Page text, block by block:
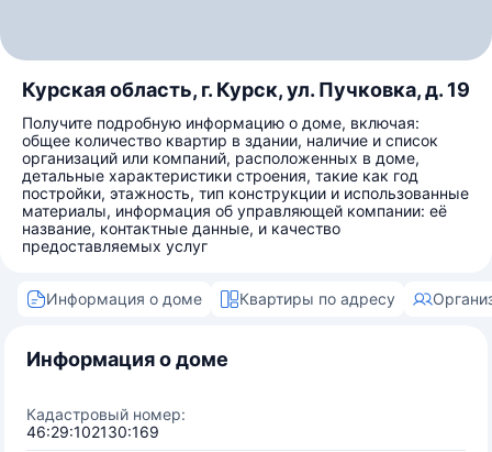
Курская область, г. Курск, ул. Пучковка, д. 19
Получите подробную информацию о доме, включая:
общее количество квартир в здании, наличие и список
организаций или компаний, расположенных в доме,
детальные характеристики строения, такие как год
постройки, этажность, тип конструкции и использованные
материалы, информация об управляющей компании: её
название, контактные данные, и качество
предоставляемых услуг
Информация о доме Квартиры по адресу
Информация о доме
Кадастровый номер:
46:29:102130:169